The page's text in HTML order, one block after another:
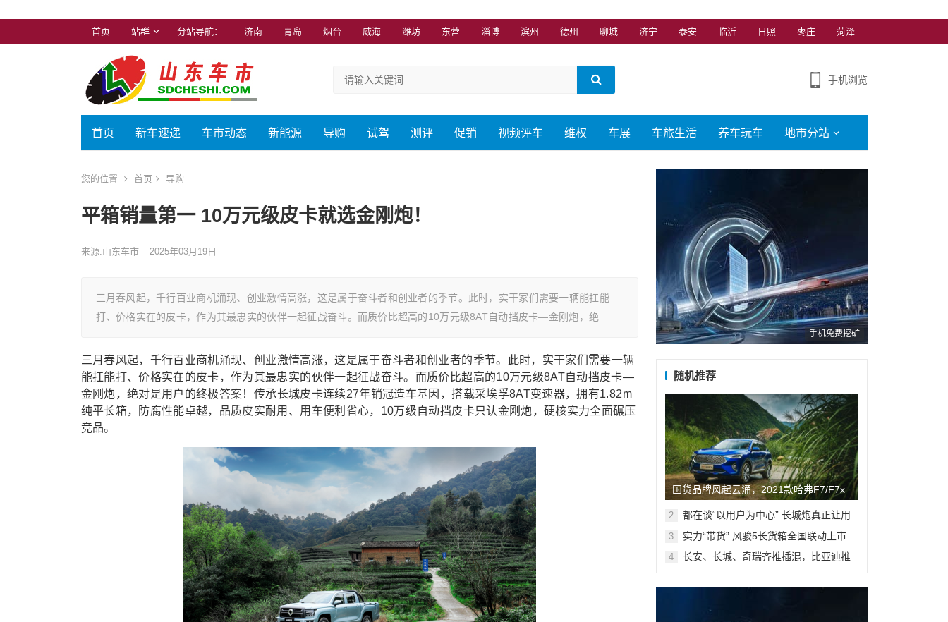
首页 站群 分站导航： 济南 青岛 烟台 威海 潍坊 东营 淄博 滨州 德州 聊城 济宁 泰安 临沂 日照 枣庄 菏泽
手机浏览
首页 新车速递 车市动态 新能源 导购 试驾 测评 促销 视频评车 维权 车展 车旅生活 养车玩车 地市分站
您的位置 首页 导购
平箱销量第一 10万元级皮卡就选金刚炮！
来源:山东车市 2025年03月19日
三月春风起，千行百业商机涌现、创业激情高涨，这是属于奋斗者和创业者的季节。此时，实干家们需要一辆能扛能
打、价格实在的皮卡，作为其最忠实的伙伴一起征战奋斗。而质价比超高的10万元级8AT自动挡皮卡—金刚炮，绝
三月春风起， 千行百业商机涌现、创业激情高涨，这是属于奋斗者和创业者的季节。此时， 实干家们需要一辆
能扛能打、价格实在的皮卡，作为其最忠实的伙伴一起征战奋斗。 而质价比超高的10万元级8AT自动挡皮卡—
金刚炮，绝对是用户的终极答案！ 传承长城皮卡连续27年销冠造车基因，搭载采埃孚8AT变速器，拥有1.82m
纯平长箱，
防腐性能卓越，品质皮实耐用 、用车便利省心， 10万级自动挡皮卡只认金刚炮， 硬核实力全面碾压
竞品。
手机免费挖矿
随机推荐
国货品牌风起云涌，2021款哈弗F7/F7x
凭潮智前来圈粉
2
都在谈“以用户为中心” 长城炮真正让用
3 实力“带货” 风骏5长货箱全国联动上市
4
长安、长城、奇瑞齐推插混，比亚迪推